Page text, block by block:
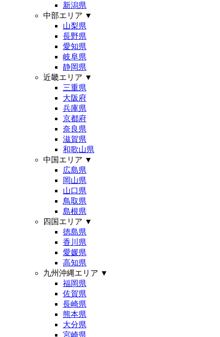
新潟県
中部エリア ▼
山梨県
長野県
愛知県
岐阜県
静岡県
近畿エリア ▼
三重県
大阪府
兵庫県
京都府
奈良県
滋賀県
和歌山県
中国エリア ▼
広島県
岡山県
山口県
鳥取県
島根県
四国エリア ▼
徳島県
香川県
愛媛県
高知県
九州沖縄エリア ▼
福岡県
佐賀県
長崎県
熊本県
大分県
宮崎県